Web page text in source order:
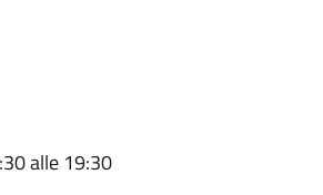
alle 19:30